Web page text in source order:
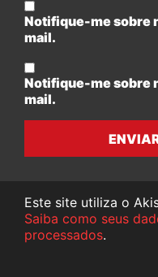
Notifique-me sobre
mail.
Notifique-me sobre
mail.
Este site utiliza o
Saiba como seus
processados.